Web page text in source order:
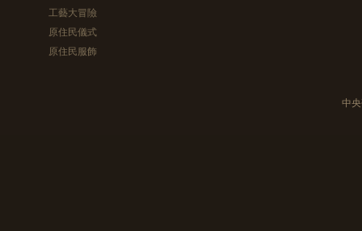
工藝大冒險
原住民儀式
原住民服飾
中